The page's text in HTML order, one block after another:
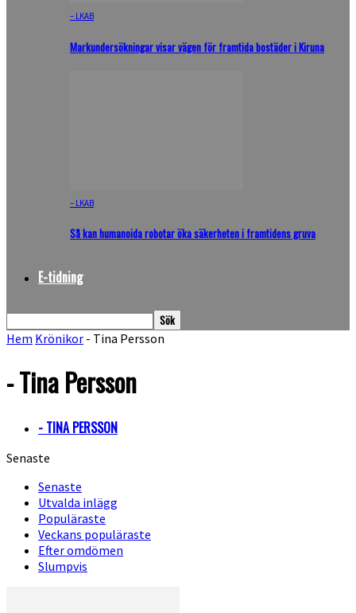
– LKAB
Markundersökningar visar vägen för framtida bostäder i Kiruna
– LKAB
Så kan humanoida robotar öka säkerheten i framtidens gruva
E-tidning
Hem Krönikor - Tina Persson
- Tina Persson
- TINA PERSSON
Senaste
Senaste
Utvalda inlägg
Populäraste
Veckans populäraste
Efter omdömen
Slumpvis